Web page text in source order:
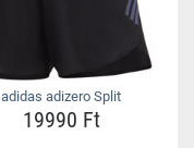
adidas adizero Split
19990 Ft